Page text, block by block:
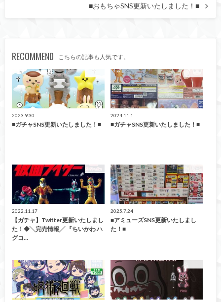
■おもちゃSNS更新いたしました！■
RECOMMEND こちらの記事も人気です。
2023.9.30
■ガチャSNS更新いたしました！■
2024.11.1
■ガチャSNS更新いたしました！■
ガチャ
2022.11.17
【ガチャ】Twitter更新いたしまし
た！◆╲完売情報╱ 『ちいかわ ハ
グコ…
2025.7.24
■アミューズSNS更新いたしまし
た！■